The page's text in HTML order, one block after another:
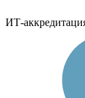
ИТ-